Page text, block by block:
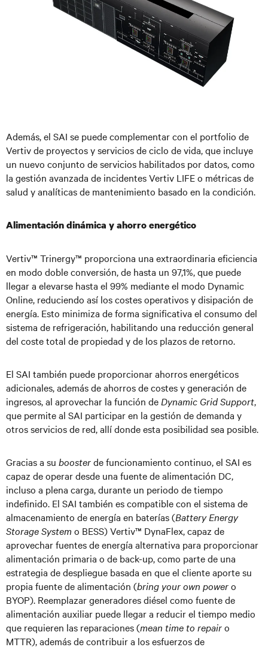
Además, el SAI se puede complementar con el portfolio de
Vertiv de proyectos yservicios deciclo de vida, que incluye
un nuevo conjunto de servicios habilitados por datos, como
la gestión avanzada de incidentes Vertiv LIFE o métricas de
salud y analíticas de mantenimiento basado en la condición.
Alimentación dinámica y ahorro energético
Vertiv™ Trinergy™ proporciona una extraordinaria eficiencia
en modo doble conversión, de hasta un 97,1%, que puede
llegar a elevarse hasta el 99% mediante el modo Dynamic
Online, reduciendo así los costes operativos y disipación de
energía. Esto minimiza de forma significativa el consumo del
sistema de refrigeración, habilitando una reducción general
del coste total de propiedad y de los plazos de retorno.
El SAI también puede proporcionar ahorros energéticos
adicionales, además de ahorros de costes y generación de
ingresos, al aprovechar la función de Dynamic Grid Support,
que permite al SAI participar en la gestión de demanda y
otros servicios de red, allí donde esta posibilidad sea posible.
Gracias a su boosterde funcionamiento continuo, el SAI es
capaz de operar desde una fuente de alimentación DC,
incluso a plena carga, durante un periodo de tiempo
indefinido. El SAI también es compatible con el sistema de
almacenamiento de energía en baterías (Battery Energy
Storage System o BESS) Vertiv™ DynaFlex, capaz de
aprovechar fuentes de energía alternativa para proporcionar
alimentación primaria o de back-up, como parte de una
estrategia de despliegue basada en que el cliente aporte su
propia fuente de alimentación (bring your own powero
BYOP). Reemplazar generadores diésel como fuente de
alimentación auxiliar puede llegar a reducir el tiempo medio
que requieren las reparaciones (mean time to repairo
MTTR),además decontribuira los esfuerzos de